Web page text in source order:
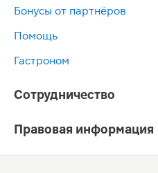
Бонусы от партнёров
Помощь
Гастроном
Сотрудничество
Правовая информация